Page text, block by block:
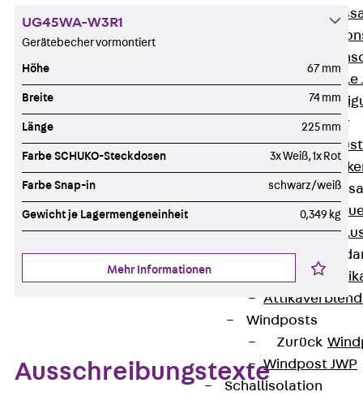
Winkelkonsole
Brüstungsanker
Zurück
Zurück
Attika-
Zurück
Windposts
Zurück
Windpost JWP
Schallisolation
UG45WA-W3R1
Gerätebecher vormontiert
Höhe 67 mm
Breite 74 mm
Länge 225 mm
Farbe SCHUKO-Steckdosen 3x Weiß, 1x Rot
Farbe Snap-in schwarz/weiß
Gewicht je Lagermengeneinheit 0,349 kg
Mehr Informationen
Ausschreibungstexte